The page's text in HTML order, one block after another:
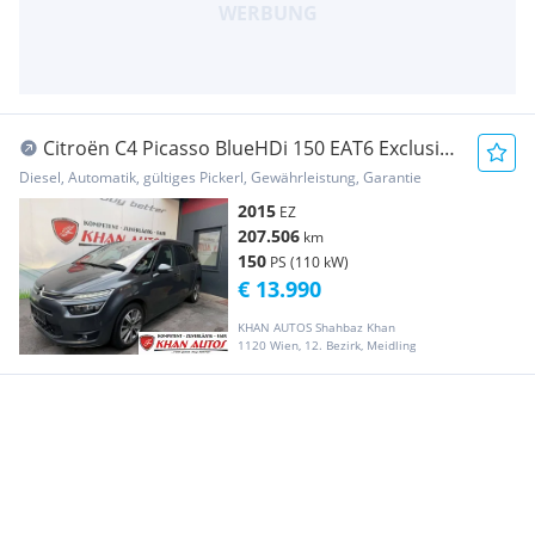
Citroën C4 Picasso BlueHDi 150 EAT6 Exclusive
Aut.
Diesel, Automatik, gültiges Pickerl, Gewährleistung, Garantie
2015 EZ
207.506 km
150 PS (110 kW)
KHAN AUTOS Shahbaz Khan
1120 Wien, 12. Bezirk, Meidling
€ 13.990